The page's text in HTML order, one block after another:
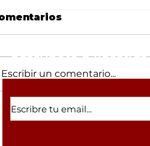
César Gastélum y la
lista de 'influencers'
Escribir un comentario...
Suscríbete a